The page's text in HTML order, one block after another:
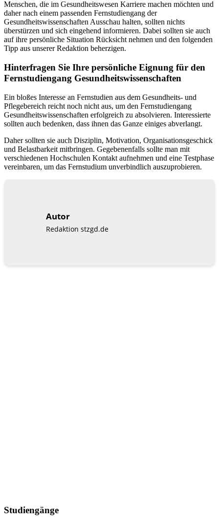
Menschen, die im Gesundheitswesen Karriere machen möchten und
daher nach einem passenden Fernstudiengang der
Gesundheitswissenschaften Ausschau halten, sollten nichts
überstürzen und sich eingehend informieren. Dabei sollten sie auch
auf ihre persönliche Situation Rücksicht nehmen und den folgenden
Tipp aus unserer Redaktion beherzigen.
Hinterfragen Sie Ihre persönliche Eignung für den
Fernstudiengang Gesundheitswissenschaften
Ein bloßes Interesse an Fernstudien aus dem Gesundheits- und
Pflegebereich reicht noch nicht aus, um den Fernstudiengang
Gesundheitswissenschaften erfolgreich zu absolvieren. Interessierte
sollten auch bedenken, dass ihnen das Ganze einiges abverlangt.
Daher sollten sie auch Disziplin, Motivation, Organisationsgeschick
und Belastbarkeit mitbringen. Gegebenenfalls sollte man mit
verschiedenen Hochschulen Kontakt aufnehmen und eine Testphase
vereinbaren, um das Fernstudium unverbindlich auszuprobieren.
Autor
Redaktion stzgd.de
Studiengänge